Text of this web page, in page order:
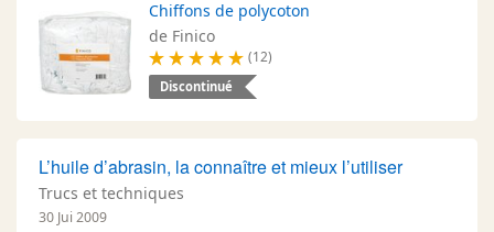
Chiffons de polycoton
de Finico
(12)
Discontinué
L’huile d’abrasin, la connaître et mieux l’utiliser
Trucs et techniques
30 Jui 2009